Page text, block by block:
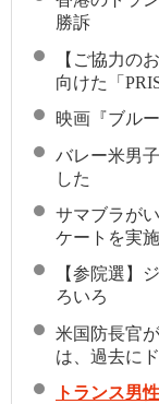
勝訴
【ご協力の
向けた「
映画『ブル
バレー米男
した
サマブラが
ケートを実施
【参院選】
ろいろ
米国防長官
は、過去に
トランス男